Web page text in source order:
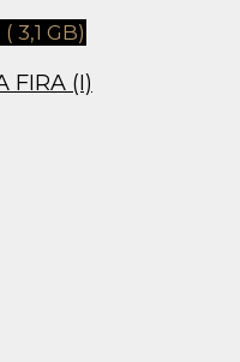
3,1 GB)
FIRA (I)